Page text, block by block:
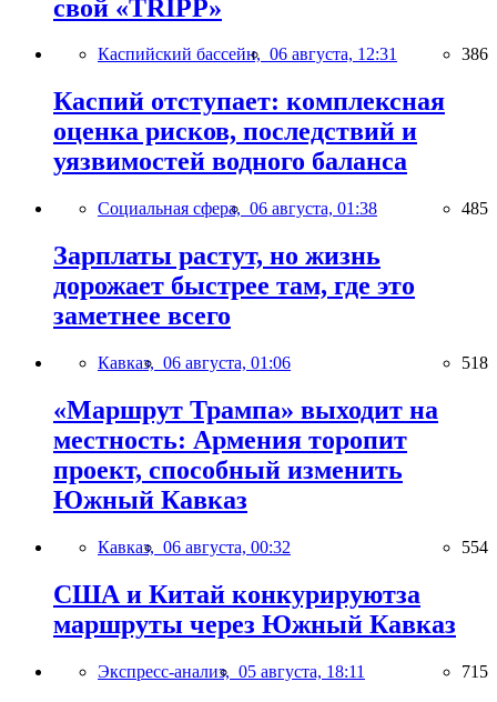
свой «TRIPP»
Каспийский бассейн, 06 августа, 12:31 386
Каспий отступает: комплексная
оценка рисков, последствий и
уязвимостей водного баланса
Социальная сфера, 06 августа, 01:38 485
Зарплаты растут, но жизнь
дорожает быстрее там, где это
заметнее всего
Кавказ, 06 августа, 01:06 518
«Маршрут Трампа» выходит на
местность: Армения торопит
проект, способный изменить
Южный Кавказ
Кавказ, 06 августа, 00:32 554
США и Китай конкурируютза
маршруты через Южный Кавказ
Экспресс-анализ, 05 августа, 18:11 715